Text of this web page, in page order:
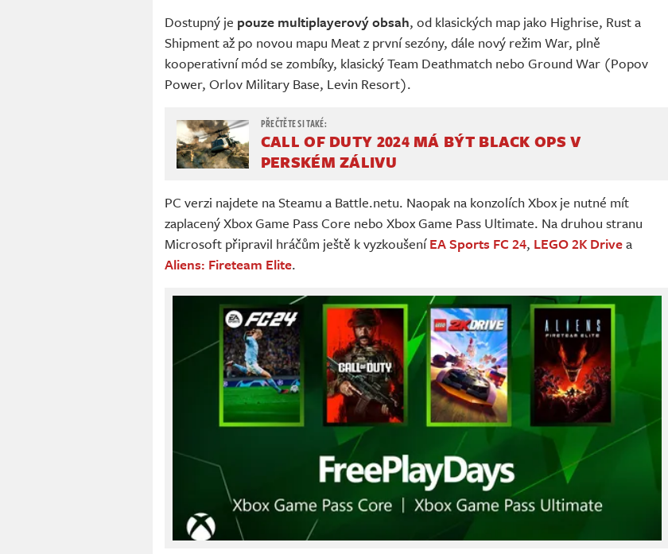
Dostupný je pouze multiplayerový obsah, od klasických map jako Highrise, Rust a
Shipment až po novou mapu Meat z první sezóny, dále nový režim War, plně
kooperativní mód se zombíky, klasický Team Deathmatch nebo Ground War (Popov
Power, Orlov Military Base, Levin Resort).
CALL OF DUTY 2024 MÁ BÝT BLACK OPS V
PERSKÉM ZÁLIVU
PC verzi najdete na Steamu a Battle.netu. Naopak na konzolích Xbox je nutné mít
zaplacený Xbox Game Pass Core nebo Xbox Game Pass Ultimate. Na druhou stranu
Microsoft připravil hráčům ještě k vyzkoušeníEA Sports FC 24, LEGO 2K Drivea
Aliens: Fireteam Elite.